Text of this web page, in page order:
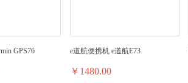
GPS76 e道航便携机 e道航E73
￥1480.00